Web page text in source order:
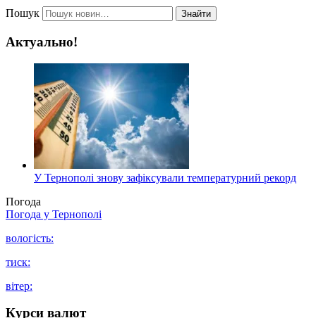
Пошук Знайти
Актуально!
У Тернополі знову зафіксували температурний рекорд
Погода
Погода у Тернополі
вологість:
тиск:
вітер:
Курси валют